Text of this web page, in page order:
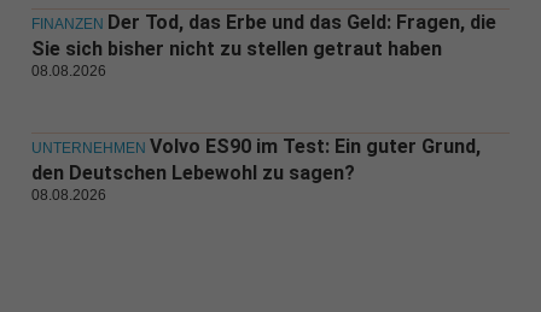
FINANZEN Der Tod, das Erbe und das Geld: Fragen, die
Sie sich bisher nicht zu stellen getraut haben
08.08.2026
UNTERNEHMEN Volvo ES90 im Test: Ein guter Grund,
den Deutschen Lebewohl zu sagen?
08.08.2026